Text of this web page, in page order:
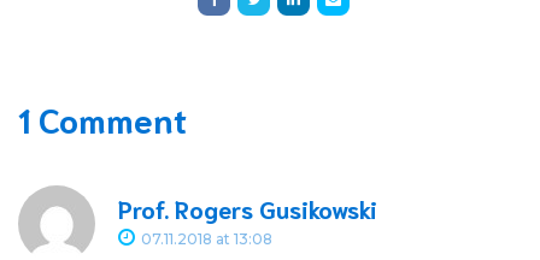
1 Comment
Prof. Rogers Gusikowski
07.11.2018 at 13:08